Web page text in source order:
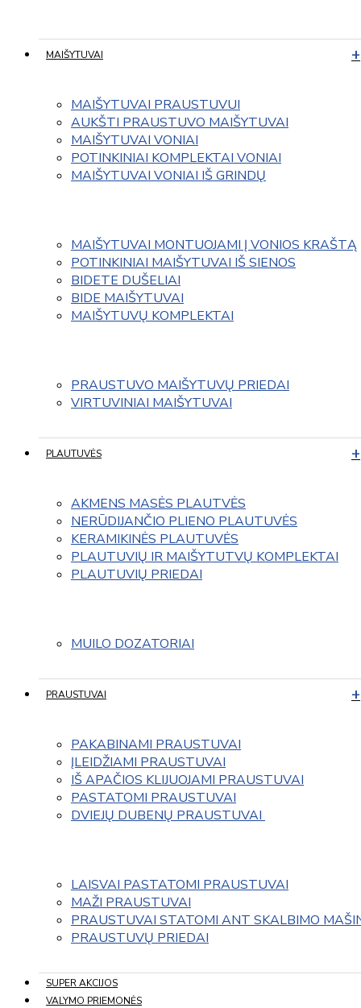
MAIŠYTUVAI
MAIŠYTUVAI PRAUSTUVUI
AUKŠTI PRAUSTUVO MAIŠYTUVAI
MAIŠYTUVAI VONIAI
POTINKINIAI KOMPLEKTAI VONIAI
MAIŠYTUVAI VONIAI IŠ GRINDŲ
MAIŠYTUVAI MONTUOJAMI Į VONIOS KRAŠTĄ
POTINKINIAI MAIŠYTUVAI IŠ SIENOS
BIDETE DUŠELIAI
BIDE MAIŠYTUVAI
MAIŠYTUVŲ KOMPLEKTAI
PRAUSTUVO MAIŠYTUVŲ PRIEDAI
VIRTUVINIAI MAIŠYTUVAI
PLAUTUVĖS
AKMENS MASĖS PLAUTVĖS
NERŪDIJANČIO PLIENO PLAUTUVĖS
KERAMIKINĖS PLAUTUVĖS
PLAUTUVIŲ IR MAIŠYTUTVŲ KOMPLEKTAI
PLAUTUVIŲ PRIEDAI
MUILO DOZATORIAI
PRAUSTUVAI
PAKABINAMI PRAUSTUVAI
ĮLEIDŽIAMI PRAUSTUVAI
IŠ APAČIOS KLIJUOJAMI PRAUSTUVAI
PASTATOMI PRAUSTUVAI
DVIEJŲ DUBENŲ PRAUSTUVAI
LAISVAI PASTATOMI PRAUSTUVAI
MAŽI PRAUSTUVAI
PRAUSTUVAI STATOMI ANT SKALBIMO
PRAUSTUVŲ PRIEDAI
SUPER AKCIJOS
VALYMO PRIEMONĖS